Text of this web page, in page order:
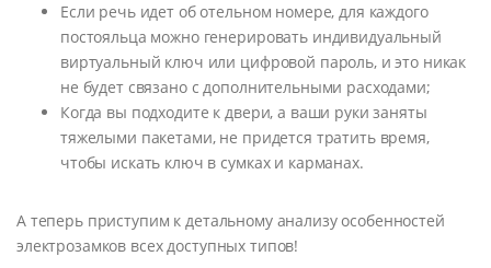
Если речь идет об отельном номере, для каждого
постояльца можно генерировать индивидуальный
виртуальный ключ или цифровой пароль, и это никак
не будет связано с дополнительными расходами;
Когда вы подходите к двери, а ваши руки заняты
тяжелыми пакетами, не придется тратить время,
чтобы искать ключ в сумках и карманах.
А теперь приступим к детальному анализу особенностей
электрозамков всех доступных типов!